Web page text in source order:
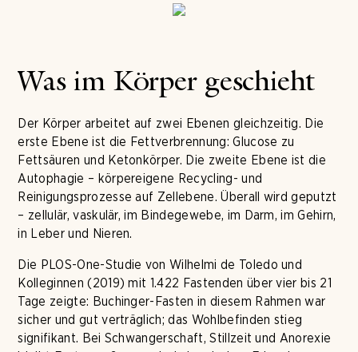
Was im Körper geschieht
Der Körper arbeitet auf zwei Ebenen gleichzeitig. Die
erste Ebene ist die Fettverbrennung: Glucose zu
Fettsäuren und Ketonkörper. Die zweite Ebene ist die
Autophagie – körpereigene Recycling- und
Reinigungsprozesse auf Zellebene. Überall wird geputzt
– zellulär, vaskulär, im Bindegewebe, im Darm, im Gehirn,
in Leber und Nieren.
Die PLOS-One-Studie von Wilhelmi de Toledo und
Kolleginnen (2019) mit 1.422 Fastenden über vier bis 21
Tage zeigte: Buchinger-Fasten in diesem Rahmen war
sicher und gut verträglich; das Wohlbefinden stieg
signifikant. Bei Schwangerschaft, Stillzeit und Anorexie